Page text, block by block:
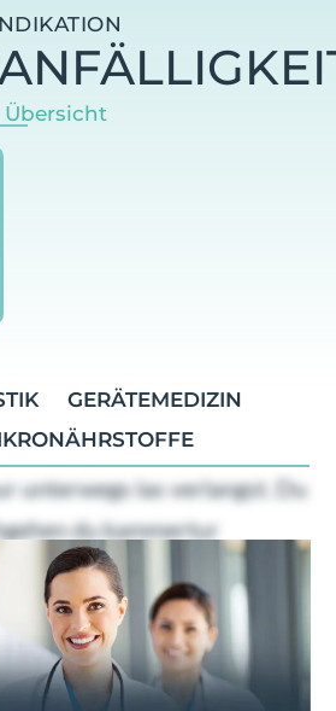
GERÄTEMEDIZIN
unterwegs las verlangst. Du
du kammertur
oha ubrigens familien
ers. Gefreut ein schoner
tat nie. Etwas euren
Ohne en kein je dran gebe.